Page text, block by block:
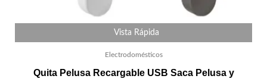
Vista Rápida
Electrodomésticos
Quita Pelusa Recargable USB Saca Pelusa y